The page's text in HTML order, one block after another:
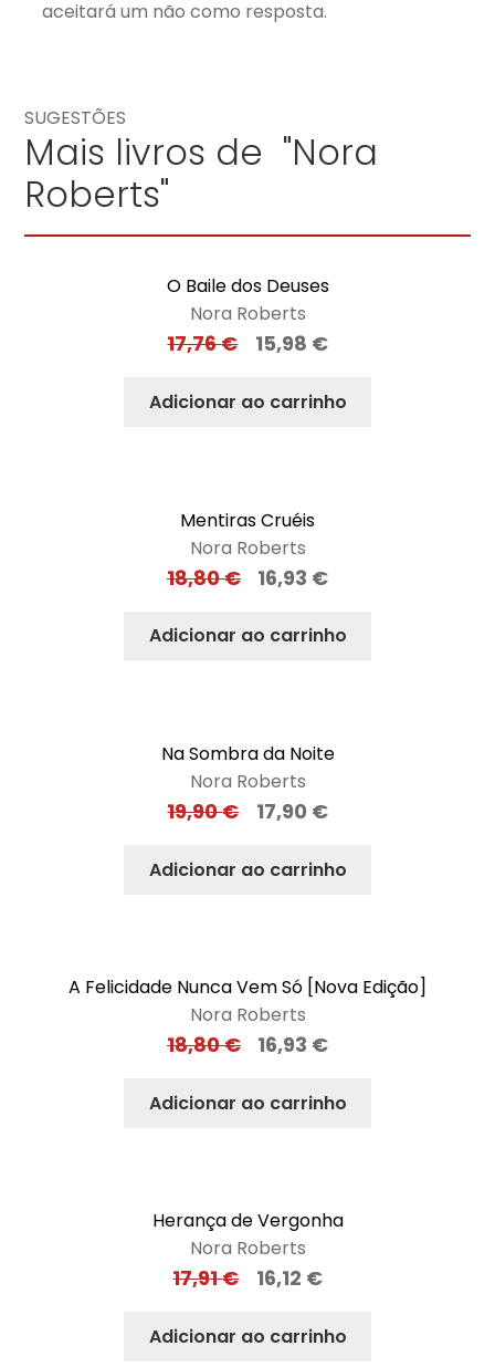
aceitará um não como resposta.
SUGESTÕES
Mais livros de "Nora
Roberts"
O Baile dos Deuses
Nora Roberts
17,76€ 15,98 €
Adicionar ao carrinho
Mentiras Cruéis
Nora Roberts
18,80€ 16,93 €
Adicionar ao carrinho
Na Sombra da Noite
Nora Roberts
19,90€ 17,90 €
Adicionar ao carrinho
A Felicidade Nunca Vem Só [Nova Edição]
Nora Roberts
18,80€ 16,93 €
Adicionar ao carrinho
Herança de Vergonha
Nora Roberts
17,91€ 16,12 €
Adicionar ao carrinho